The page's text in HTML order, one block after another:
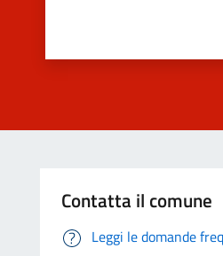
Contatta il comune
Leggi le domande